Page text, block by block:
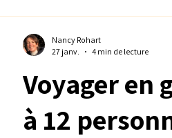
Voyager en
à 12
Nancy Rohart
27 janv.
4 min de lecture